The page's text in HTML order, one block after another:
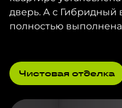
дверь. А с Гибридный
полностью выполнена
Чистовая отделка